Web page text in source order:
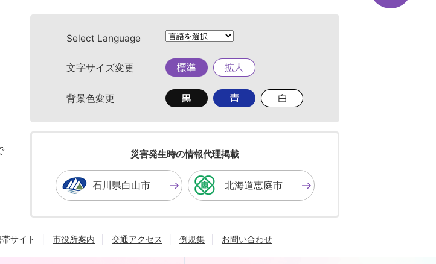
の
Select Language
文字サイズ変更
標
準
拡
大
背景色変更
背
景
色
す
る
背
景
色
る
背
景
る
災害発生時の情報代理掲載
石川県白山市 北海道恵庭市
サイト 市役所案内 交通アクセス 例規集 お問い合わせ